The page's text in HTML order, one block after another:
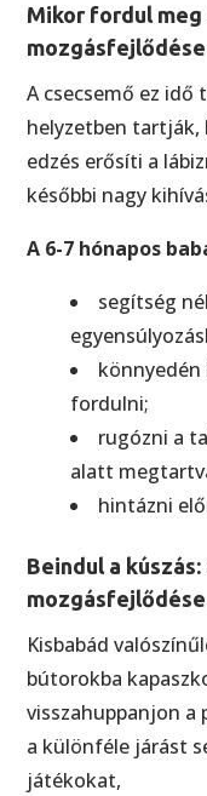
Mikor fordul meg
mozgásfejlődése
A csecsemő ez idő
helyzetben tartják,
edzés erősíti a
későbbi nagy
A 6-7 hónapos
segítség
könnyedén
fordulni;
rugózni a
alatt
hintázni
Beindul a
mozgásfejlődése
Kisbabád
bútorokba
visszahuppanjon
a különféle járást
játékokat,